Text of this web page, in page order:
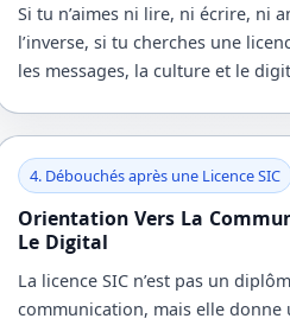
Si tu n’aimes ni lire, ni écrire, ni
l’inverse, si tu cherches une
les messages, la culture et le
4. Débouchés après une Licence SIC
Orientation Vers La
Le Digital
La licence SIC n’est pas un
communication, mais elle